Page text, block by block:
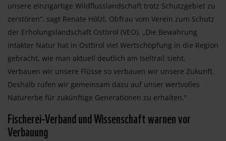
unsere einzigartige Wildflusslandschaft trotz Schutzgebiet zu
zerstören“, sagt Renate Hölzl, Obfrau vom Verein zum Schutz
der Erholungslandschaft Osttirol (VEO). „Die Bewahrung
intakter Natur hat in Osttirol viel Wertschöpfung in die Region
gebracht, wie man aktuell deutlich am Iseltrail sieht.
Verbauen wir unsere Flüsse so verbauen wir unsere Zukunft.
Deshalb rufen wir gemeinsam dazu auf unser wertvolles
Naturerbe für zukünftige Generationen zu erhalten.“
Fischerei-Verband und Wissenschaft warnen vor
Verbauung